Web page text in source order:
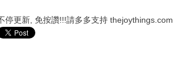
停更新, 免按讚!!!請多多支持 thejoythings.com